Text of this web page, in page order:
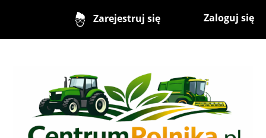
Zarejestruj się Zaloguj się